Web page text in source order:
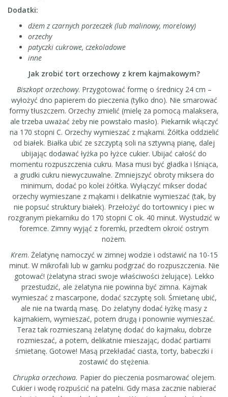
Dodatki:
dżem z czarnych porzeczek (lub malinowy, morelowy)
orzechy
patyczki cukrowe, czekoladowe
inne
Jak zrobić tort orzechowy z krem kajmakowym?
Biszkopt orzechowy. Przygotować formę o średnicy 24 cm –
wyłożyć dno papierem do pieczenia (tylko dno). Nie smarować
formy tłuszczem. Orzechy zmielić (mielę za pomocą malaksera,
ale trzeba uważać żeby nie powstało masło). Piekarnik włączyć
na 170 stopni C. Orzechy wymieszać z mąkami. Żółtka oddzielić
od białek. Białka ubić ze szczyptą soli na sztywną pianę, dalej
ubijając dodawać łyżka po łyżce cukier. Ubijać całość do
momentu rozpuszczenia cukru. Masa musi być gładka i lśniąca,
a grudki cukru niewyczuwalne. Zmniejszyć obroty miksera do
minimum, dodać po kolei żółtka. Wyłączyć mikser dodać
orzechy wymieszane z mąkami i delikatnie wymieszać (tak, by
nie popsuć struktury białek). Przełożyć do tortownicy i piec w
rozgranym piekarniku do 170 stopni C ok. 40 minut. Wystudzić w
foremce. Zimny wyjąć z foremki, przedtem okroić ostrym
nożem.
Krem. Żelatynę namoczyć w zimnej wodzie i odstawić na 10-15
minut. W mikrofali lub w garnku podgrzać do rozpuszczenia. Nie
gotować! (żelatyna straci swoje właściwości żelujące). Lekko
przestudzić, ale żelatyna nie powinna być zimna. Kajmak
wymieszać z mascarpone, dodać szczyptę soli. Śmietanę ubić,
ale nie na twardą masę. Do żelatyny dodać łyżkę masy z
kajmakiem, wymieszać, potem drugą i ponownie wymieszać.
Teraz tak rozmieszaną żelatynę dodać do kajmaku, dobrze
rozmieszać, a potem, delikatnie mieszając, dodać partiami
śmietanę. Gotowe! Masą przekładać ciasta, torty, babeczki i
zostawić do stężenia.
Chrupka orzechowa. Papier do pieczenia posmarować olejem.
Cukier i wodę rozpuścić na patelni. Gdy masa zacznie nabierać